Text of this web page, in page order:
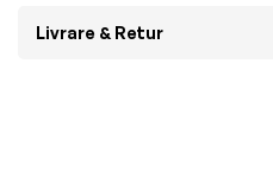
Livrare & Retur